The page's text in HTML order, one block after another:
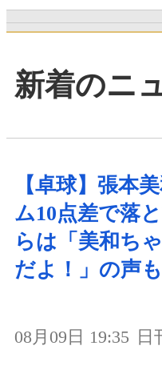
新着のニ
【卓球】張本
ム10点差で落
らは「美和ち
だよ！」の声も
08月09日 19:35 日